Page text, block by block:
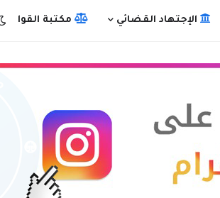
الإجتهاد القضائي مكتبة القوانين